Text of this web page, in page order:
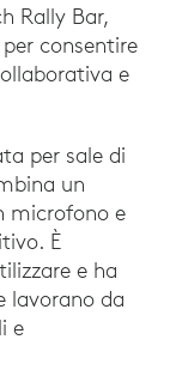
Rally Bar,
consentire
e
per sale di
un
microfono e
È
e ha
lavorano da
e